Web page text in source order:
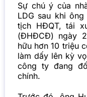
Sự chú ý của
LDG sau khi
tịch HĐQT, tái
(ĐHĐCĐ) ngày
hữu hơn 10 triệu
làm dấy lên kỳ
công ty đang
chính.